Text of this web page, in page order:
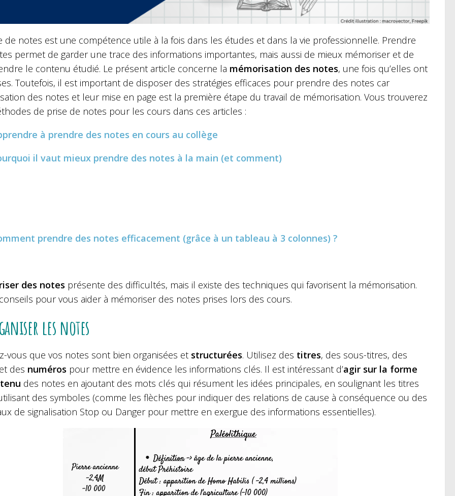
de notes est une compétence utile à la fois dans les études et dans la vie professionnelle. Prendre
permet de garder une trace des informations importantes, mais aussi de mieux mémoriser et de
le contenu étudié. Le présent article concerne la mémorisation des notes, une fois qu’elles ont
Toutefois, il est important de disposer des stratégies efficaces pour prendre des notes car
des notes et leur mise en page est la première étape du travail de mémorisation. Vous trouverez
de prise de notes pour les cours dans ces articles :
à prendre des notes en cours au collège
il vaut mieux prendre des notes à la main (et comment)
prendre des notes efficacement (grâce à un tableau à 3 colonnes) ?
des notes présente des difficultés, mais il existe des techniques qui favorisent la mémorisation.
pour vous aider à mémoriser des notes prises lors des cours.
les notes
vous que vos notes sont bien organisées et structurées. Utilisez des titres, des sous-titres, des
des numéros pour mettre en évidence les informations clés. Il est intéressant d’agir sur la forme
des notes en ajoutant des mots clés qui résument les idées principales, en soulignant les titres
des symboles (comme les flèches pour indiquer des relations de cause à conséquence ou des
de signalisation Stop ou Danger pour mettre en exergue des informations essentielles).